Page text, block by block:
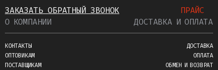
ЗАКАЗАТЬ ОБРАТНЫЙ ЗВОНОК
ПРАЙС
О КОМПАНИИ
КОНТАКТЫ
ОПТОВИКАМ
ПОСТАВЩИКАМ
ДОСТАВКА И ОПЛАТА
ДОСТАВКА
ОПЛАТА
ОБМЕН И ВОЗВРАТ